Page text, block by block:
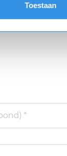
Toestaan